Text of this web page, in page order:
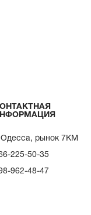
Одесса, рынок 7КМ
225-50-35
962-48-47